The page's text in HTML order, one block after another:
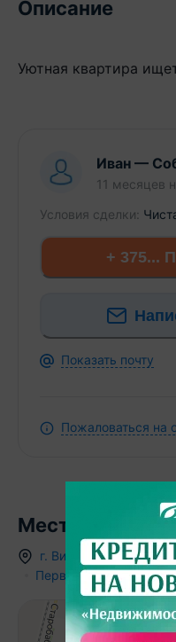
Описание
Уютная квартира
Иван —
11 месяцев
Условия сделки:
+ 375...
Показать почту
Пожаловаться на
г. Витебск, ул.
Первомайский район
204 848